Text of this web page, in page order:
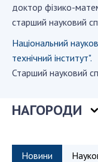
Наукові
Охорона прав
трансфер
Наукові
надбання
Оцінювання
Конкурси
доктор фізико-
старший науковий
Національний
технiчний інститут".
Старший науковий
НАГОРОДИ
Новини